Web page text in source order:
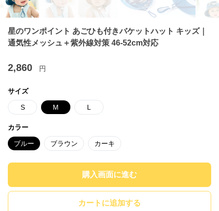
星のワンポイント あごひも付きバケットハット キッズ｜
通気性メッシュ＋紫外線対策 46-52cm対応
2,860 円
サイズ
S M L
カラー
ブルー ブラウン カーキ
購入画面に進む
カートに追加する